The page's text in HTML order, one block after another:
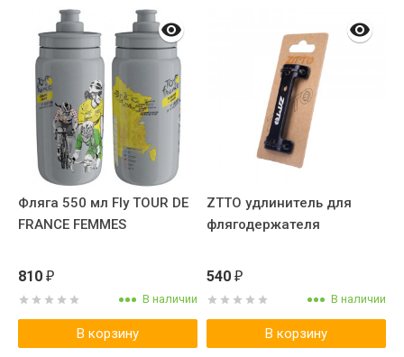
Фляга 550 мл Fly TOUR DE
FRANCE FEMMES
810 ₽
В наличии
В корзину
ZTTO удлинитель для
флягодержателя
540 ₽
В наличии
В корзину